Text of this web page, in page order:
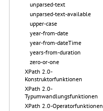
unparsed-text
unparsed-text-available
upper-case
year-from-date
year-from-dateTime
years-from-duration
zero-or-one
XPath 2.0-
Konstruktorfunktionen
XPath 2.0-
Typumwandlungsfunktionen
XPath 2.0-Operatorfunktionen